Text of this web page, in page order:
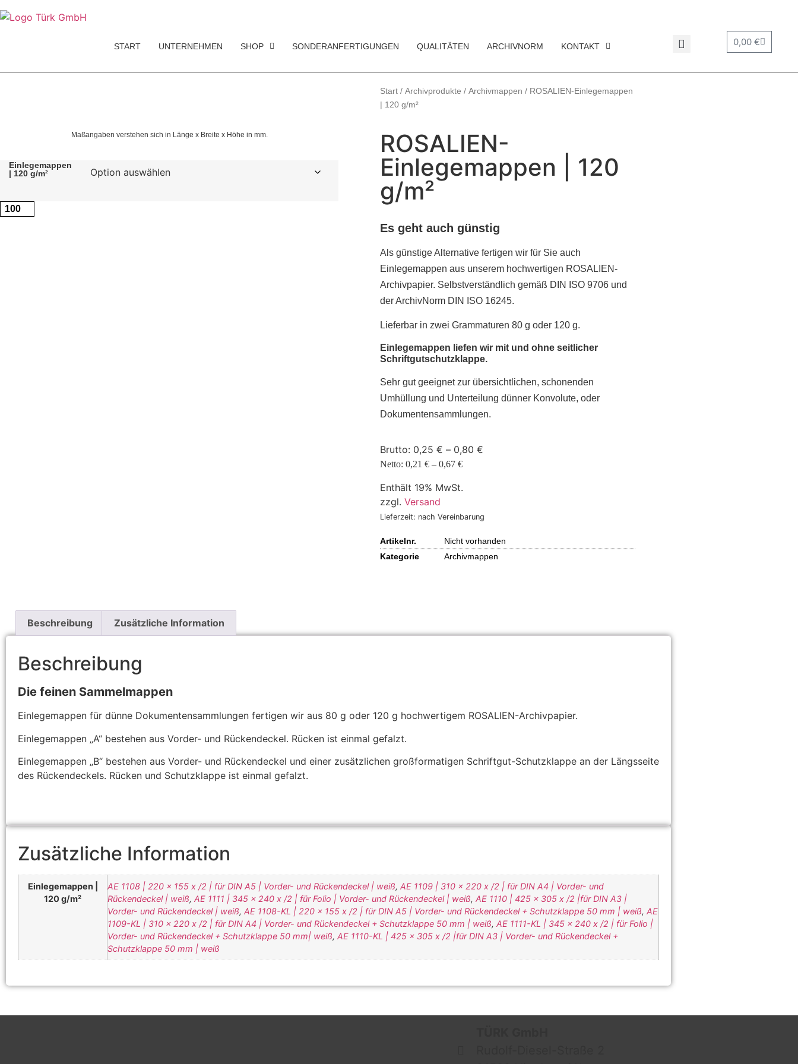
START UNTERNEHMEN SHOP SONDERANFERTIGUNGEN QUALITÄTEN ARCHIVNORM KONTAKT 0,00 €
Maßangaben verstehen sich in Länge x Breite x Höhe in mm.
Einlegemappen
| 120 g/m²
Start / Archivprodukte / Archivmappen / ROSALIEN-Einlegemappen
| 120 g/m²
ROSALIEN-
Einlegemappen | 120
g/m²
Es geht auch günstig
Als günstige Alternative fertigen wir für Sie auch
Einlegemappen aus unserem hochwertigen ROSALIEN-
Archivpapier. Selbstverständlich gemäß DIN ISO 9706 und
der ArchivNorm DIN ISO 16245.
Lieferbar in zwei Grammaturen 80 g oder 120 g.
Einlegemappen liefen wir mit und ohne seitlicher
Schriftgutschutzklappe.
Sehr gut geeignet zur übersichtlichen, schonenden
Umhüllung und Unterteilung dünner Konvolute, oder
Dokumentensammlungen.
Brutto: 0,25 € – 0,80 €
Netto: 0,21 € – 0,67 €
Enthält 19% MwSt.
zzgl. Versand
Lieferzeit: nach Vereinbarung
Artikelnr.
Nicht vorhanden
Kategorie
Archivmappen
Beschreibung Zusätzliche Information
Beschreibung
Die feinen Sammelmappen
Einlegemappen für dünne Dokumentensammlungen fertigen wir aus 80 g oder 120 g hochwertigem ROSALIEN-Archivpapier.
Einlegemappen „A“ bestehen aus Vorder- und Rückendeckel. Rücken ist einmal gefalzt.
Einlegemappen „B“ bestehen aus Vorder- und Rückendeckel und einer zusätzlichen großformatigen Schriftgut-Schutzklappe an der Längsseite
des Rückendeckels. Rücken und Schutzklappe ist einmal gefalzt.
Zusätzliche Information
Einlegemappen |
120 g/m²
AE 1108 | 220 x 155 x /2 | für DIN A5 | Vorder- und Rückendeckel | weiß, AE 1109 | 310 x 220 x /2 | für DIN A4 | Vorder- und
Rückendeckel | weiß, AE 1111 | 345 x 240 x /2 | für Folio | Vorder- und Rückendeckel | weiß, AE 1110 | 425 x 305 x /2 |für DIN A3 |
Vorder- und Rückendeckel | weiß, AE 1108-KL | 220 x 155 x /2 | für DIN A5 | Vorder- und Rückendeckel + Schutzklappe 50 mm | weiß, AE
1109-KL | 310 x 220 x /2 | für DIN A4 | Vorder- und Rückendeckel + Schutzklappe 50 mm | weiß, AE 1111-KL | 345 x 240 x /2 | für Folio |
Vorder- und Rückendeckel + Schutzklappe 50 mm| weiß, AE 1110-KL | 425 x 305 x /2 |für DIN A3 | Vorder- und Rückendeckel +
Schutzklappe 50 mm | weiß